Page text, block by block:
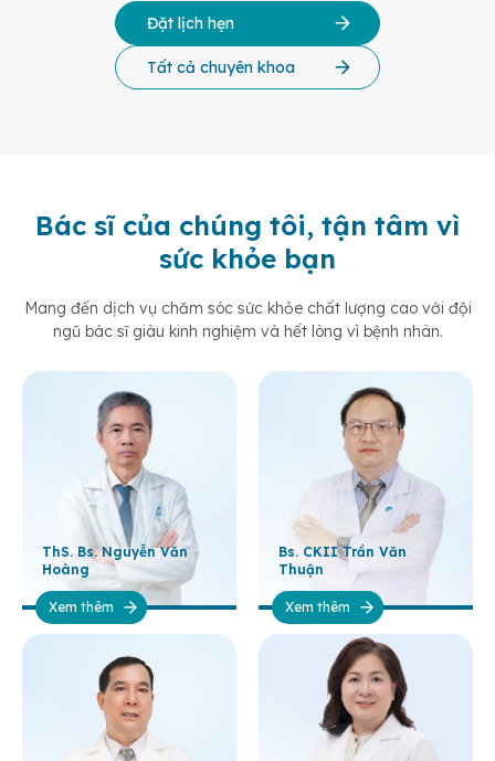
Đặt lịch hẹn
Tất cả chuyên khoa
Bác sĩ của chúng tôi, tận tâm vì
sức khỏe bạn
Mang đến dịch vụ chăm sóc sức khỏe chất lượng cao với đội
ngũ bác sĩ giàu kinh nghiệm và hết lòng vì bệnh nhân.
ThS. Bs. Nguyễn Văn
Hoàng
Xem thêm
Bs. CKII Trần Văn
Thuận
Xem thêm